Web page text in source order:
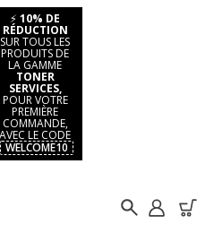
⚡ 10% DE
RÉDUCTION
SUR TOUS LES
PRODUITS DE
LA GAMME
TONER
SERVICES,
POUR VOTRE
PREMIÈRE
COMMANDE,
AVEC LE CODE
WELCOME10